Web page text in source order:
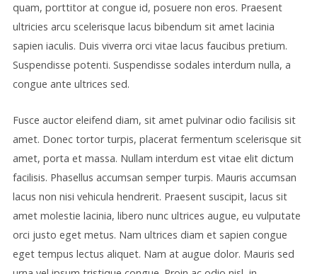
quam, porttitor at congue id, posuere non eros. Praesent
ultricies arcu scelerisque lacus bibendum sit amet lacinia
sapien iaculis. Duis viverra orci vitae lacus faucibus pretium.
Suspendisse potenti. Suspendisse sodales interdum nulla, a
congue ante ultrices sed.
Fusce auctor eleifend diam, sit amet pulvinar odio facilisis sit
amet. Donec tortor turpis, placerat fermentum scelerisque sit
amet, porta et massa. Nullam interdum est vitae elit dictum
facilisis. Phasellus accumsan semper turpis. Mauris accumsan
lacus non nisi vehicula hendrerit. Praesent suscipit, lacus sit
amet molestie lacinia, libero nunc ultrices augue, eu vulputate
orci justo eget metus. Nam ultrices diam et sapien congue
eget tempus lectus aliquet. Nam at augue dolor. Mauris sed